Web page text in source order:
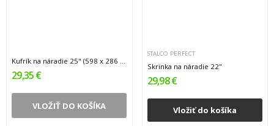
29,35 €
VLOŽIŤ DO KOŠÍKA
STALCO PERFECT
Skrinka na náradie 22''
29,98 €
Vložiť do košíka